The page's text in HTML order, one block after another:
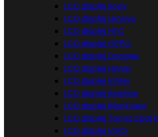
LCD displej Sony
LCD displej Lenovo
LCD displej HTC
LCD displej OPPO
LCD displej Doogee
LCD displej Honor
LCD displej Infinix
LCD displej Realme
LCD displej Blackview
LCD displej Tecno Spark
LCD displej VIVO